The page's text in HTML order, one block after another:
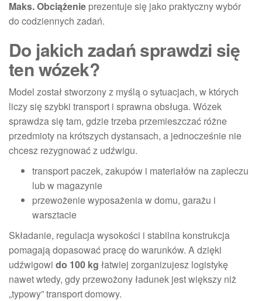
Maks. Obciążenie prezentuje się jako praktyczny wybór
do codziennych zadań.
Do jakich zadań sprawdzi się
ten wózek?
Model został stworzony z myślą o sytuacjach, w których
liczy się szybki transport i sprawna obsługa. Wózek
sprawdza się tam, gdzie trzeba przemieszczać różne
przedmioty na krótszych dystansach, a jednocześnie nie
chcesz rezygnować z udźwigu.
transport paczek, zakupów i materiałów na zapleczu
lub w magazynie
przewożenie wyposażenia w domu, garażu i
warsztacie
Składanie, regulacja wysokości i stabilna konstrukcja
pomagają dopasować pracę do warunków. A dzięki
udźwigowi do 100 kg łatwiej zorganizujesz logistykę
nawet wtedy, gdy przewożony ładunek jest większy niż
„typowy” transport domowy.